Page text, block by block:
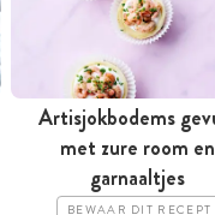
Artisjokbodems
met zure room en
garnaaltjes
BEWAAR DIT RECEPT